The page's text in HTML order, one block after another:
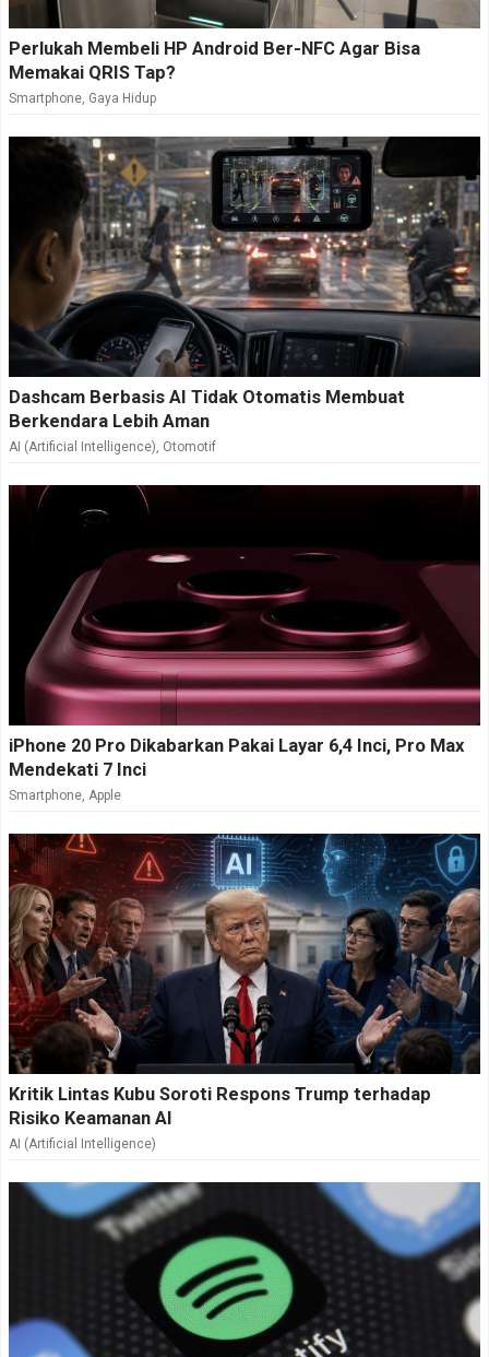
Perlukah Membeli HP Android Ber-NFC Agar Bisa
Memakai QRIS Tap?
Smartphone Gaya Hidup
Dashcam Berbasis AI Tidak Otomatis Membuat
Berkendara Lebih Aman
AI (Artificial Intelligence) Otomotif
iPhone 20 Pro Dikabarkan Pakai Layar 6,4 Inci, Pro Max
Mendekati 7 Inci
Smartphone Apple
Kritik Lintas Kubu Soroti Respons Trump terhadap
Risiko Keamanan AI
AI (Artificial Intelligence)